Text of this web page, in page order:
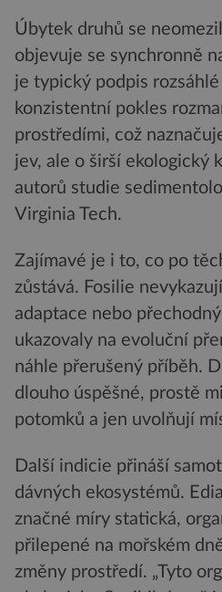
Úbytek druhů se
objevuje se synchronně
je typický podpis
konzistentní pokles
prostředími, což
jev, ale o širší ekologický
autorů studie
Virginia Tech.
Zajímavé je i to, co po
zůstává. Fosilie
adaptace nebo
ukazovaly na evoluční
náhle přerušený příběh.
dlouho úspěšné, prostě
potomků a jen uvolňují
Další indicie přináší
dávných ekosystémů.
značné míry statická,
přilepené na mořském
změny prostředí. „Tyto